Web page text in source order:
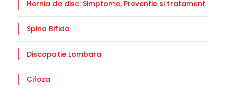
Hernia de disc: Simptome, Preventie si tratament
Spina Bifida
Discopatie Lombara
Cifoza